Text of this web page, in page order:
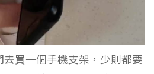
買一個手機支架，少則都要